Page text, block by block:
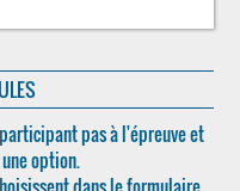
pas à l'épreuve et
option.